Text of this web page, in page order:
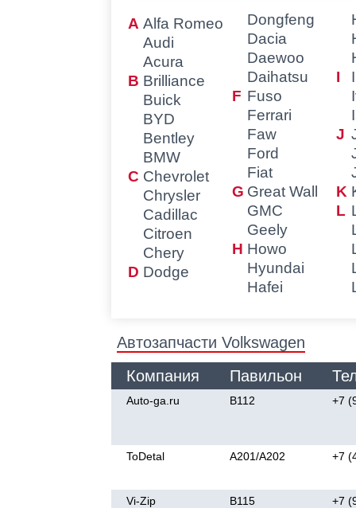
Alfa Romeo
Audi
Acura
Brilliance
Buick
BYD
Bentley
BMW
Chevrolet
Chrysler
Cadillac
Citroen
Chery
Dodge
Dongfeng
Dacia
Daewoo
Daihatsu
Fuso
Ferrari
Faw
Ford
Fiat
Great Wall
GMC
Geely
Howo
Hyundai
Hafei
Автозапчасти Volkswagen
Компания
Павильон
Auto-ga.ru В112 +7
ToDetal A201/А202 +7
Vi-Zip В115 +7